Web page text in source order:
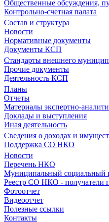
Общественные обсуждения,
Контрольно-счетная палата
Состав и структура
Новости
Нормативные документы
Документы КСП
Стандарты внешнего
Прочие документы
Деятельность КСП
Планы
Отчеты
Материалы экспертно-
Доклады и выступления
Иная деятельность
Сведения о доходах и
Поддержка СО НКО
Новости
Перечень НКО
Муниципальный социальный
Реестр СО НКО - получатели
Фотоотчет
Видеоотчет
Полезные ссылки
Контакты